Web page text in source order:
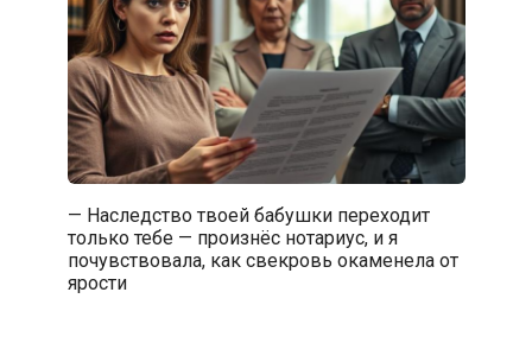
— Наследство твоей бабушки переходит
только тебе — произнёс нотариус, и я
почувствовала, как свекровь окаменела от
ярости